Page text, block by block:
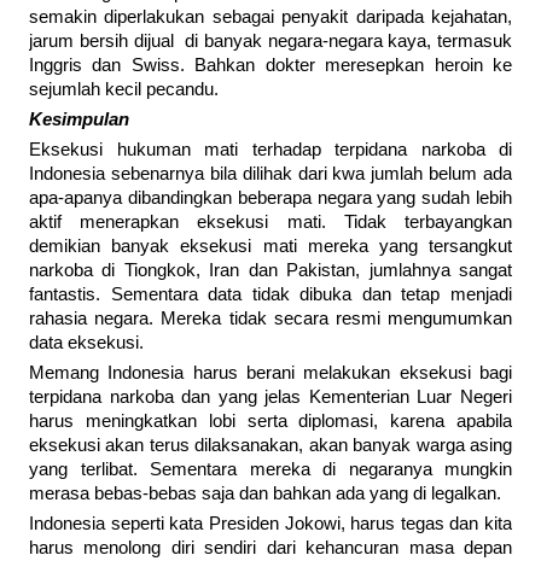
semakin diperlakukan sebagai penyakit daripada kejahatan,
jarum bersih dijual di banyak negara-negara kaya, termasuk
Inggris dan Swiss. Bahkan dokter meresepkan heroin ke
sejumlah kecil pecandu.
Kesimpulan
Eksekusi hukuman mati terhadap terpidana narkoba di
Indonesia sebenarnya bila dilihak dari kwa jumlah belum ada
apa-apanya dibandingkan beberapa negara yang sudah lebih
aktif menerapkan eksekusi mati. Tidak terbayangkan
demikian banyak eksekusi mati mereka yang tersangkut
narkoba di Tiongkok, Iran dan Pakistan, jumlahnya sangat
fantastis. Sementara data tidak dibuka dan tetap menjadi
rahasia negara. Mereka tidak secara resmi mengumumkan
data eksekusi.
Memang Indonesia harus berani melakukan eksekusi bagi
terpidana narkoba dan yang jelas Kementerian Luar Negeri
harus meningkatkan lobi serta diplomasi, karena apabila
eksekusi akan terus dilaksanakan, akan banyak warga asing
yang terlibat. Sementara mereka di negaranya mungkin
merasa bebas-bebas saja dan bahkan ada yang di legalkan.
Indonesia seperti kata Presiden Jokowi, harus tegas dan kita
harus menolong diri sendiri dari kehancuran masa depan